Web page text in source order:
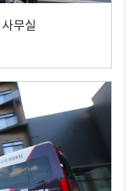
무실